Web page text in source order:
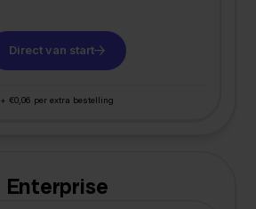
Direct van start
+ €0,06 per extra bestelling
Enterprise